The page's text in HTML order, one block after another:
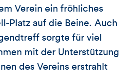
Verein ein fröhliches
Platz auf die Beine. Auch
sorgte für viel
mit der Unterstützung
des Vereins erstrahlt